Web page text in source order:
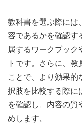
教科書を選ぶ際には
容であるかを確認す
属するワークブック
トです。さらに、
ことで、より効果的
択肢を比較する際に
を確認し、内容の質
めします。